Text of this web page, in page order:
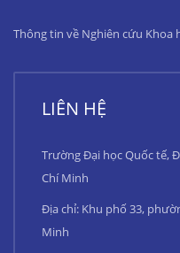
Thông tin về Nghiên cứu Khoa
LIÊN HỆ
Trường Đại học Quốc tế,
Chí Minh
Địa chỉ: Khu phố 33,
Minh